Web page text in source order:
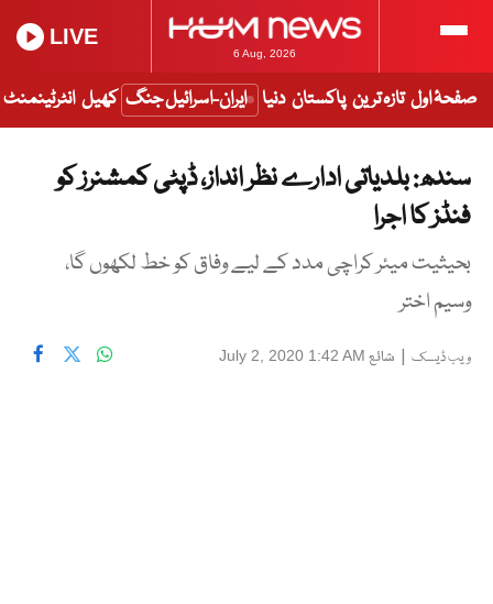
6 Aug, 2026
LIVE
صفحۂ اول تازہ ترین پاکستان دنیا ایران-اسرائیل جنگ کھیل انٹرٹینمنٹ
سندھ: بلدیاتی ادارے نظر انداز، ڈپٹی کمشنرز کو
فنڈز کا اجرا
بحیثیت میئر کراچی مدد کے لیے وفاق کو خط لکھوں گا،
وسیم اختر
ویب ڈیسک | شائع July 2, 2020 1:42 AM